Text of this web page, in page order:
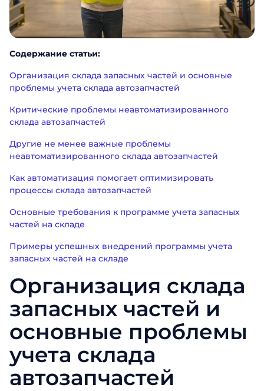
Содержание статьи:
Организация склада запасных частей и основные
проблемы учета склада автозапчастей
Критические проблемы неавтоматизированного
склада автозапчастей
Другие не менее важные проблемы
неавтоматизированного склада автозапчастей
Как автоматизация помогает оптимизировать
процессы склада автозапчастей
Основные требования к программе учета запасных
частей на складе
Примеры успешных внедрений программы учета
запасных частей на складе
Организация склада
запасных частей и
основные проблемы
учета склада
автозапчастей